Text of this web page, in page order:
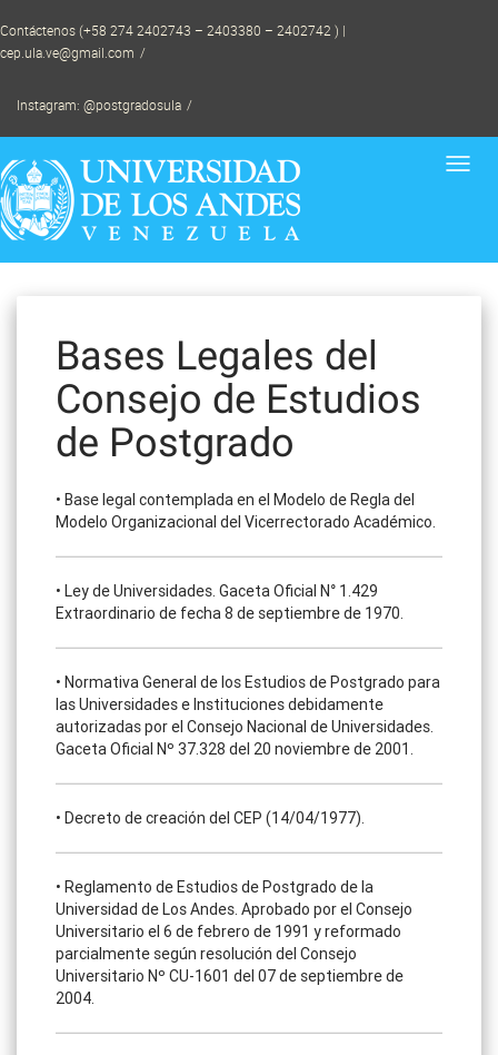
to
content
Contáctenos (+58 274 2402743 – 2403380 – 2402742 ) |
cep.ula.ve@gmail.com
Instagram: @postgradosula
Bases Legales del
Consejo de Estudios
de Postgrado
• Base legal contemplada en el Modelo de Regla del
Modelo Organizacional del Vicerrectorado Académico.
• Ley de Universidades. Gaceta Oficial N° 1.429
Extraordinario de fecha 8 de septiembre de 1970.
• Normativa General de los Estudios de Postgrado para
las Universidades e Instituciones debidamente
autorizadas por el Consejo Nacional de Universidades.
Gaceta Oficial Nº 37.328 del 20 noviembre de 2001.
• Decreto de creación del CEP (14/04/1977).
• Reglamento de Estudios de Postgrado de la
Universidad de Los Andes. Aprobado por el Consejo
Universitario el 6 de febrero de 1991 y reformado
parcialmente según resolución del Consejo
Universitario Nº CU-1601 del 07 de septiembre de
2004.